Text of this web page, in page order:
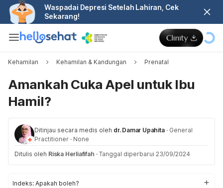
Waspadai Depresi Setelah Lahiran, Cek
Sekarang!
Kehamilan Kehamilan & Kandungan Prenatal
Amankah Cuka Apel untuk Ibu
Hamil?
Ditinjau secara medis oleh dr. Damar Upahita · General
Practitioner · None
Ditulis oleh Riska Herliafifah · Tanggal diperbarui 23/09/2024
Indeks: Apakah boleh?